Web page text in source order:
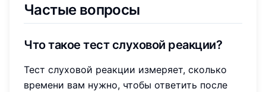
Частые вопросы
Что такое тест слуховой реакции?
Тест слуховой реакции измеряет, сколько
времени вам нужно, чтобы ответить после